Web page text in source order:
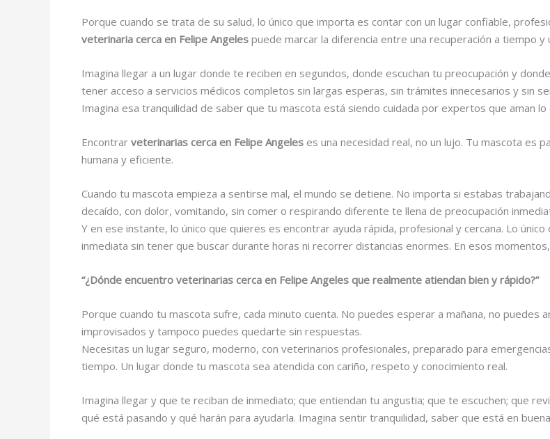
Porque cuando se trata de su salud, lo único que importa es contar con un lugar confiable,
veterinaria cerca en Felipe Angeles puede marcar la diferencia entre una recuperación a tiempo y
Imagina llegar a un lugar donde te reciben en segundos, donde escuchan tu preocupación y
tener acceso a servicios médicos completos sin largas esperas, sin trámites innecesarios y sin
Imagina esa tranquilidad de saber que tu mascota está siendo cuidada por expertos que aman lo
Encontrar veterinarias cerca en Felipe Angeles es una necesidad real, no un lujo. Tu mascota es
humana y eficiente.
Cuando tu mascota empieza a sentirse mal, el mundo se detiene. No importa si estabas
decaído, con dolor, vomitando, sin comer o respirando diferente te llena de preocupación
Y en ese instante, lo único que quieres es encontrar ayuda rápida, profesional y cercana. Lo
inmediata sin tener que buscar durante horas ni recorrer distancias enormes. En esos
“¿Dónde encuentro veterinarias cerca en Felipe Angeles que realmente atiendan bien y rápido?”
Porque cuando tu mascota sufre, cada minuto cuenta. No puedes esperar a mañana, no
improvisados y tampoco puedes quedarte sin respuestas.
Necesitas un lugar seguro, moderno, con veterinarios profesionales, preparado para
tiempo. Un lugar donde tu mascota sea atendida con cariño, respeto y conocimiento real.
Imagina llegar y que te reciban de inmediato; que entiendan tu angustia; que te escuchen; que
qué está pasando y qué harán para ayudarla. Imagina sentir tranquilidad, saber que está en